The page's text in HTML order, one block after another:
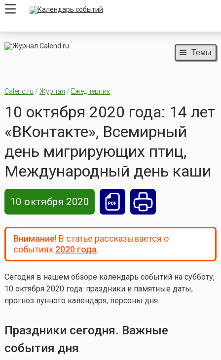
Темы
Calend.ru / Журнал / Ежедневник
10 октября 2020 года: 14 лет
«ВКонтакте», Всемирный
день мигрирующих птиц,
Международный день каши
10 октября 2020
Внимание!В статье рассказывается о
событиях 2020 года.
Сегодня в нашем обзоре календарь событий на субботу,
10 октября 2020 года: праздники и памятные даты,
прогноз лунного календаря, персоны дня.
Праздники сегодня. Важные
события дня